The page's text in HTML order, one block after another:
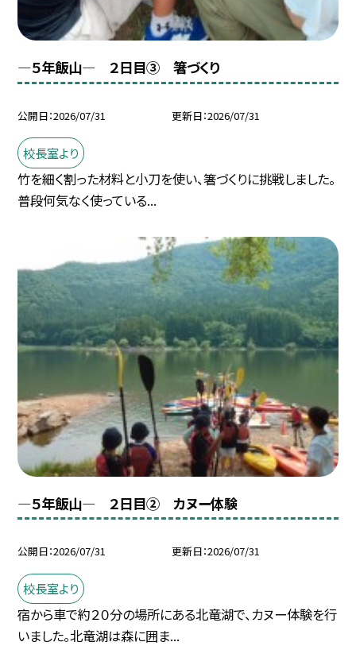
―５年飯山― ２日目③ 箸づくり
公開日 2026/07/31 更新日 2026/07/31
校長室より
竹を細く割った材料と小刀を使い、箸づくりに挑戦しました。
普段何気なく使っている...
―５年飯山― ２日目② カヌー体験
公開日 2026/07/31 更新日 2026/07/31
校長室より
宿から車で約２０分の場所にある北竜湖で、カヌー体験を行
いました。北竜湖は森に囲ま...